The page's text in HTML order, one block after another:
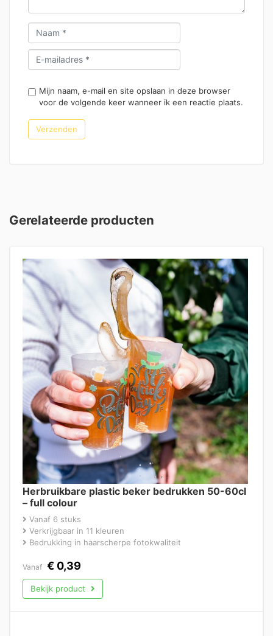
Mijn naam, e-mail en site opslaan in deze browser
voor de volgende keer wanneer ik een reactie plaats.
Gerelateerde producten
Herbruikbare plastic beker bedrukken 50-60cl
– full colour
Vanaf 6 stuks
Verkrijgbaar in 11 kleuren
Bedrukking in haarscherpe fotokwaliteit
Vanaf € 0,39
Bekijk product